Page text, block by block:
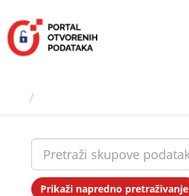
sadržaj
Prikaži napredno pretraživanje